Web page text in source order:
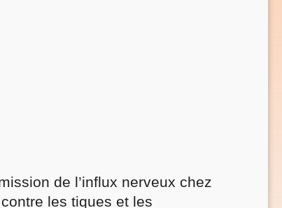
de l’influx nerveux chez
les tiques et les